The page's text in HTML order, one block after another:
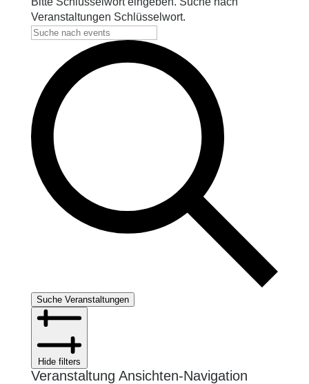
Veranstaltungen Schlüsselwort.
Suche Veranstaltungen
Hide filters
Veranstaltung Ansichten-Navigation